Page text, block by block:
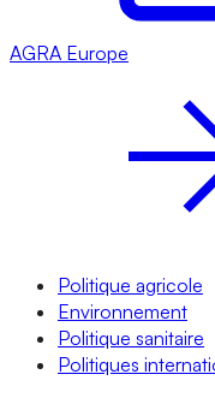
AGRA Europe
Politique agricole
Environnement
Politique sanitaire
Politiques